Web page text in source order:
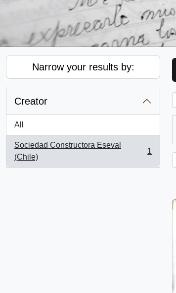
Narrow your results by:
Creator
All
Sociedad Constructora Eseval
(Chile)
, 1 results
1